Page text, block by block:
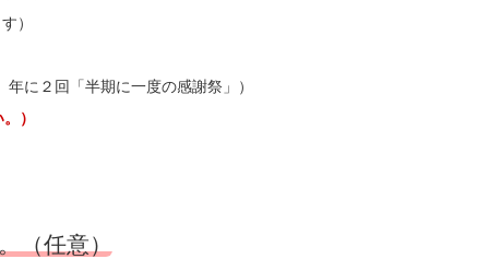
）
に２回「半期に一度の感謝祭」）
）
（任意）